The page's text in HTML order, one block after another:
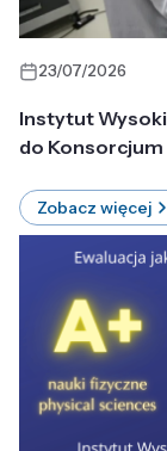
23/07/2026
Instytut
do Konsorcjum
Zobacz więcej